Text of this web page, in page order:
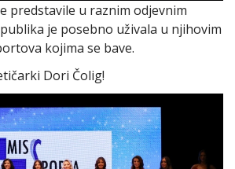
predstavile u raznim odjevnim
je posebno uživala u njihovim
kojima se bave.
Dori Čolig!